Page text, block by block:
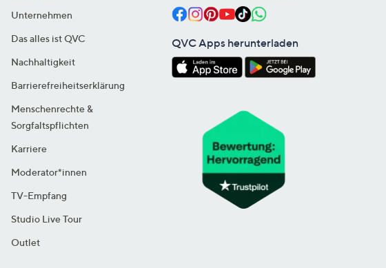
Unternehmen
Das alles ist QVC
Nachhaltigkeit
Barrierefreiheitserklärung
Menschenrechte &
Sorgfaltspflichten
Karriere
Moderator*innen
TV-Empfang
Studio Live Tour
Outlet
QVC Apps herunterladen